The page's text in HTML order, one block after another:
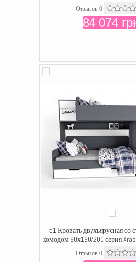
Отзывов 0
84 074
51 Кровать двухъярусная со
комодом 90х190/200 серия
Отзывов 0